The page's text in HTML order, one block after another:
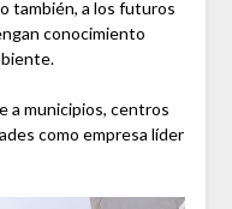
también, a los futuros
conocimiento
a municipios, centros
como empresa líder